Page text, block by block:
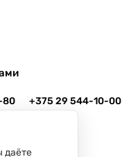
80 +375 29 544-10-00
даёте